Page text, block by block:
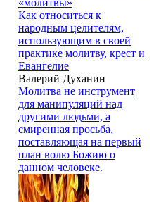
Как относиться к
народным целителям,
использующим в своей
практике молитву, крест и
Евангелие
Валерий Духанин
Молитва не инструмент
для манипуляций над
другими людьми, а
смиренная просьба,
поставляющая на первый
план волю Божию о
данном человеке.